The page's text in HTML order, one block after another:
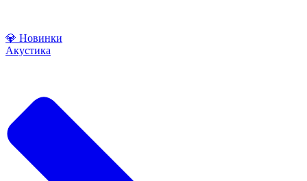
💎 Новинки
Акустика